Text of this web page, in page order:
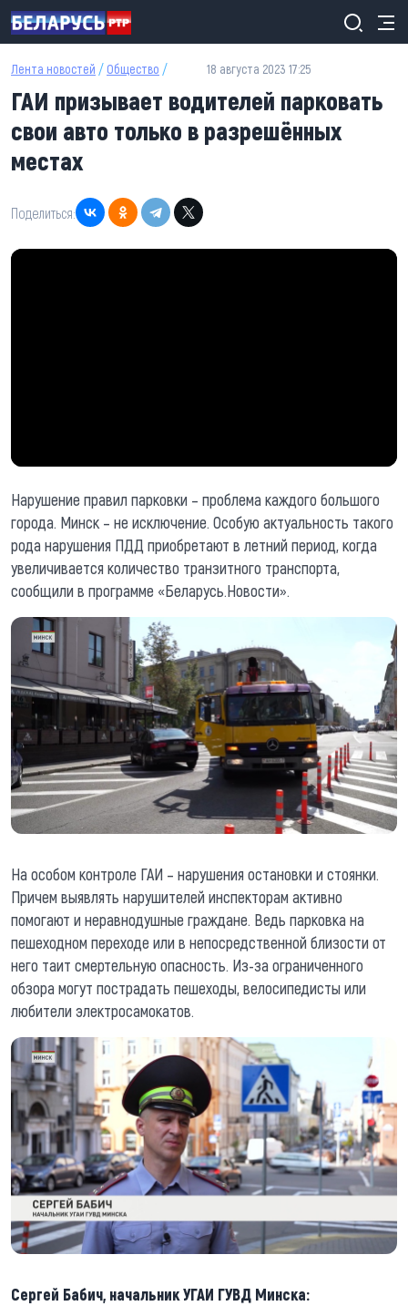
Перейти к основному содержанию
Лента новостей / Общество / 18 августа 2023 17:25
ГАИ призывает водителей парковать
свои авто только в разрешённых
местах
Поделиться:
Нарушение правил парковки – проблема каждого большого
города. Минск – не исключение. Особую актуальность такого
рода нарушения ПДД приобретают в летний период, когда
увеличивается количество транзитного транспорта,
сообщили в программе «Беларусь.Новости».
На особом контроле ГАИ – нарушения остановки и стоянки.
Причем выявлять нарушителей инспекторам активно
помогают и неравнодушные граждане. Ведь парковка на
пешеходном переходе или в непосредственной близости от
него таит смертельную опасность. Из-за ограниченного
обзора могут пострадать пешеходы, велосипедисты или
любители электросамокатов.
Сергей Бабич, начальник УГАИ ГУВД Минска: